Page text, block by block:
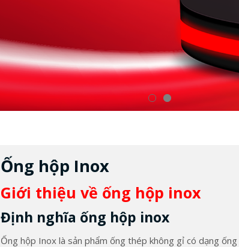
Ống hộp Inox
Giới thiệu về ống hộp inox
Định nghĩa ống hộp inox
Ống hộp Inox là sản phẩm ống thép không gỉ có dạng